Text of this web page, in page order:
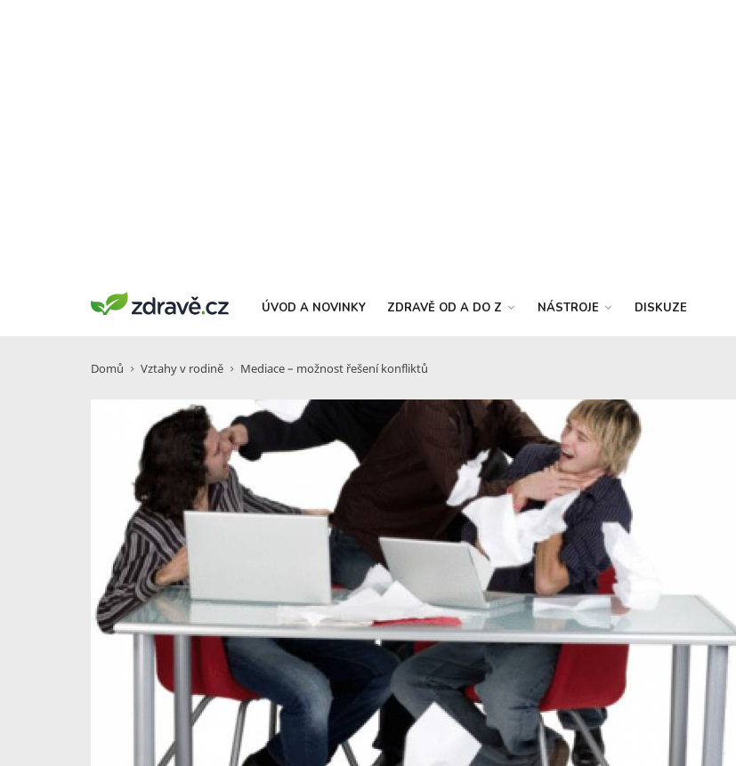
ÚVOD A NOVINKY ZDRAVĚ OD A DO Z NÁSTROJE DISKUZE
Domů Vztahy v rodině Mediace – možnost řešení konfliktů